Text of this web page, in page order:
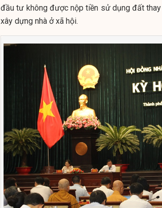
đầu tư không được nộp tiền sử dụng đất
xây dựng nhà ở xã hội.